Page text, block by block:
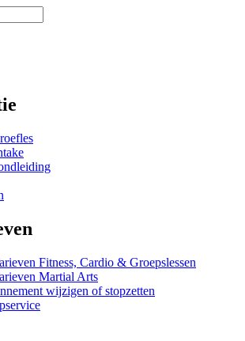
Fitness, Cardio & Groepslessen
Martial Arts
wijzigen of stopzetten